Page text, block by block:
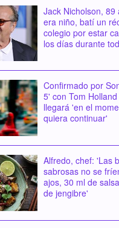
Jack Nicholson, 89
era niño, batí un
colegio por estar
los días durante
Confirmado por
5' con Tom
llegará 'en el
quiera continuar'
Alfredo, chef: 'Las
sabrosas no se
ajos, 30 ml de
de jengibre'